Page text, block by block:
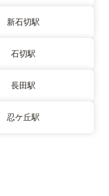
新石切駅
石切駅
長田駅
忍ケ丘駅